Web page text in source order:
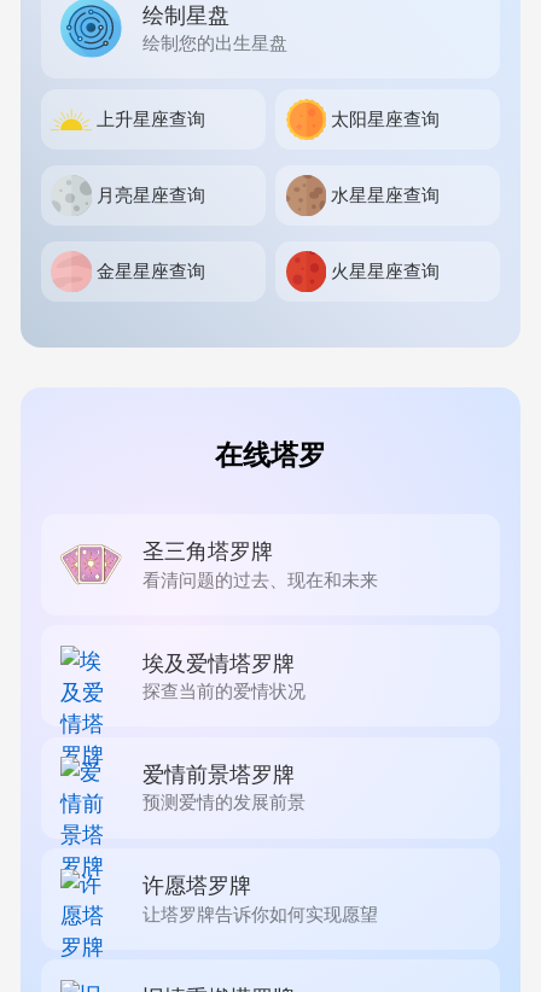
绘制星盘
绘制您的出生星盘
上升星座查询 太阳星座查询
月亮星座查询 水星星座查询
金星星座查询 火星星座查询
在线塔罗
圣三角塔罗牌
看清问题的过去、现在和未来
埃及爱情塔罗牌
探查当前的爱情状况
爱情前景塔罗牌
预测爱情的发展前景
许愿塔罗牌
让塔罗牌告诉你如何实现愿望